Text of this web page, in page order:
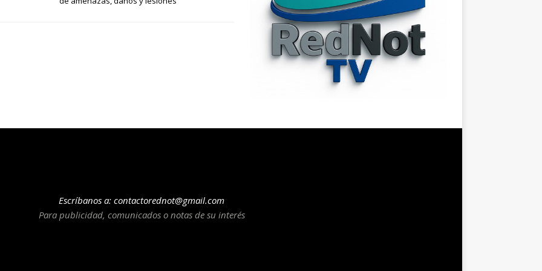
Escríbanos a: contactorednot@gmail.com
Para publicidad, comunicados o notas de su interés